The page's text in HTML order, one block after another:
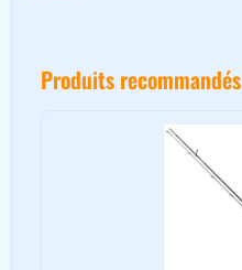
Produits recommandés